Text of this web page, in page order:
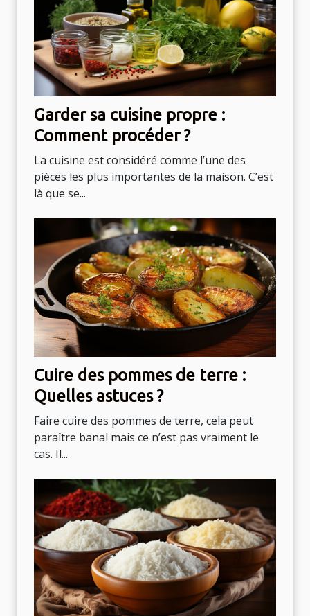
Garder sa cuisine propre :
Comment procéder ?
La cuisine est considéré comme l’une des
pièces les plus importantes de la maison. C’est
là que se...
Cuire des pommes de terre :
Quelles astuces ?
Faire cuire des pommes de terre, cela peut
paraître banal mais ce n’est pas vraiment le
cas. Il...